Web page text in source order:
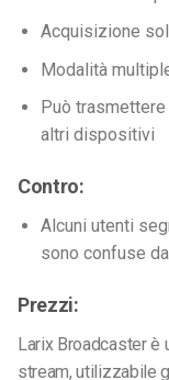
Acquisizione
Modalità
Può
altri dispositivi
Contro:
Alcuni utenti
sono confuse
Prezzi:
Larix Broadcaster è
stream, utilizzabile